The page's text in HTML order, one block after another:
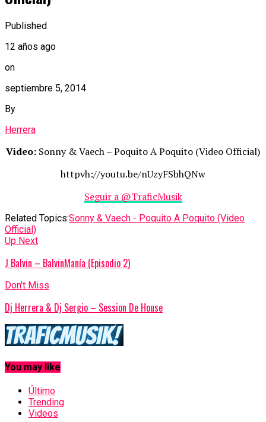
Published
12 años ago
on
septiembre 5, 2014
By
Herrera
Video: Sonny & Vaech – Poquito A Poquito (Video Official)
httpvh://youtu.be/nUzyFSbhQNw
Seguir a @TraficMusik
Related Topics:Sonny & Vaech - Poquito A Poquito (Video
Official)
Up Next
J Balvin – BalvinManía (Episodio 2)
Don't Miss
Dj Herrera & Dj Sergio – Session De House
You may like
Último
Trending
Videos